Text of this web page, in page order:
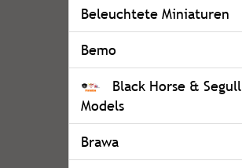
Beleuchtete Miniaturen
Bemo
Black Horse & Segull
Models
Brawa